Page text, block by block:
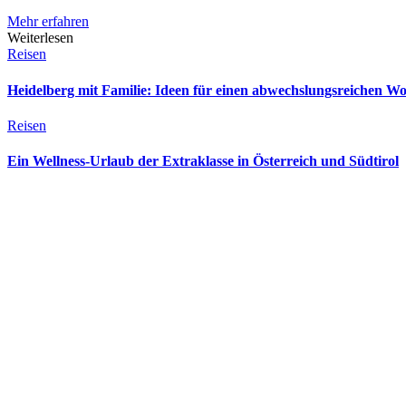
Mehr erfahren
Weiterlesen
Reisen
Heidelberg mit Familie: Ideen für einen abwechslungsreichen
Reisen
Ein Wellness-Urlaub der Extraklasse in Österreich und Südtirol